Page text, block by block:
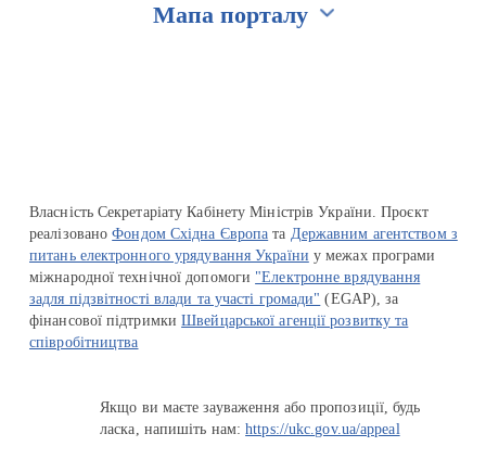
Мапа порталу
Власність Секретаріату Кабінету Міністрів України. Проєкт
реалізованоФондом Східна Європа та Державним агентством з
питань електронного урядування України у межах програми
міжнародної технічної допомоги "Електронне врядування
задля підзвітності влади та участі громади" (EGAP), за
фінансової підтримкиШвейцарської агенції розвитку та
співробітництва
Якщо ви маєте зауваження або пропозиції, будь
ласка, напишіть нам:https://ukc.gov.ua/appeal